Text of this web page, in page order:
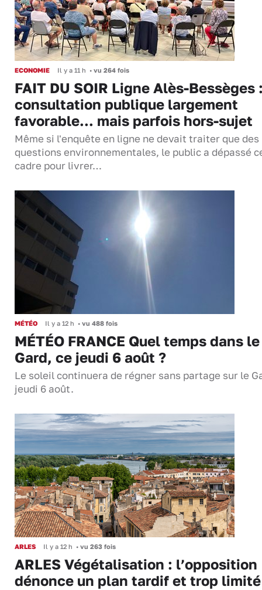
ECONOMIE Il y a 11 h • vu 264 fois
FAIT DU SOIR Ligne Alès-Bessèges
consultation publique largement
favorable... mais parfois hors-sujet
Même si l'enquête en ligne ne devait traiter que des
questions environnementales, le public a dépassé
cadre pour livrer…
MÉTÉO Il y a 12 h • vu 488 fois
MÉTÉO FRANCE Quel temps dans le
Gard, ce jeudi 6 août ?
Le soleil continuera de régner sans partage sur le
jeudi 6 août.
ARLES Il y a 12 h • vu 263 fois
ARLES Végétalisation : l’opposition
dénonce un plan tardif et trop limité